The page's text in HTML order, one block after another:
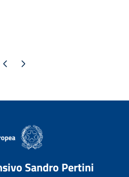
Pagina successiva
Sandro Pertini